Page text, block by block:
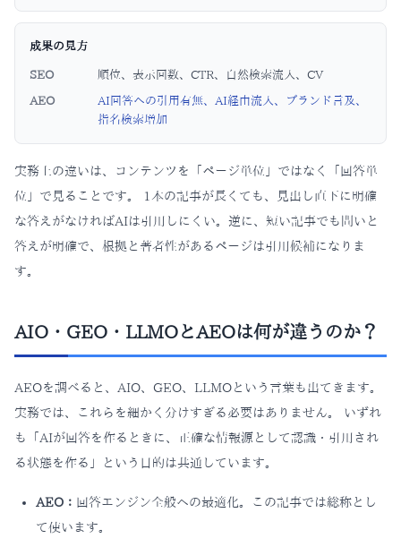
成果の見方
SEO 順位、表示回数、CTR、自然検索流入、CV
AEO
AI回答への引用有無、AI経由流入、ブランド言及、
指名検索増加
実務上の違いは、コンテンツを「ページ単位」ではなく「回答単
位」で見ることです。 1本の記事が長くても、見出し直下に明確
な答えがなければAIは引用しにくい。逆に、短い記事でも問いと
答えが明確で、根拠と著者性があるページは引用候補になりま
す。
AIO・GEO・LLMOとAEOは何が違うのか？
AEOを調べると、AIO、GEO、LLMOという言葉も出てきます。
実務では、これらを細かく分けすぎる必要はありません。 いずれ
も「AIが回答を作るときに、正確な情報源として認識・引用され
る状態を作る」という目的は共通しています。
AEO：
回答エンジン全般への最適化。この記事では総称とし
て使います。